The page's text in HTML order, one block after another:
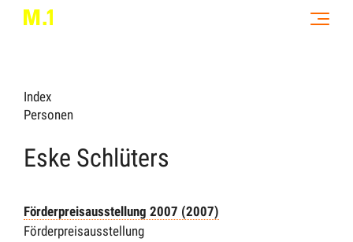
Index
Personen
Eske Schlüters
Förderpreisausstellung 2007 (2007)
Förderpreisausstellung